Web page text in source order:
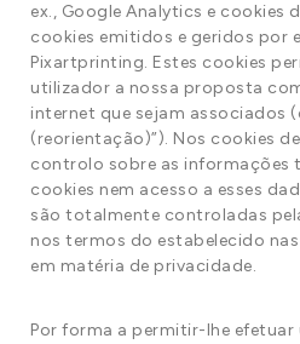
ex., Google Analytics e cookies
cookies emitidos e geridos por
Pixartprinting. Estes cookies
utilizador a nossa proposta
internet que sejam associados
(reorientação)”). Nos cookies
controlo sobre as informações
cookies nem acesso a esses
são totalmente controladas
nos termos do estabelecido
em matéria de privacidade.
Por forma a permitir-lhe efetuar